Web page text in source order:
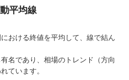
平均線
おける終値を平均して、線で結ん
名であり、相場のトレンド（方向
ています。